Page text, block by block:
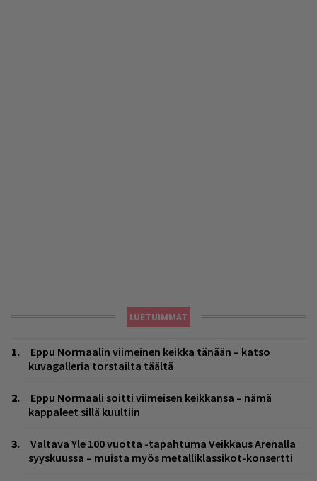
LUETUIMMAT
Eppu Normaalin viimeinen keikka tänään – katso
kuvagalleria torstailta täältä
Eppu Normaali soitti viimeisen keikkansa – nämä
kappaleet sillä kuultiin
Valtava Yle 100 vuotta -tapahtuma Veikkaus Arenalla
syyskuussa – muista myös metalliklassikot-konsertti